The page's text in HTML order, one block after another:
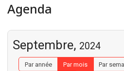
Agenda
Septembre, 2024
Par année Par mois Par